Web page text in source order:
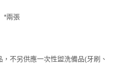
*兩張
不另供應一次性盥洗備品(牙刷、